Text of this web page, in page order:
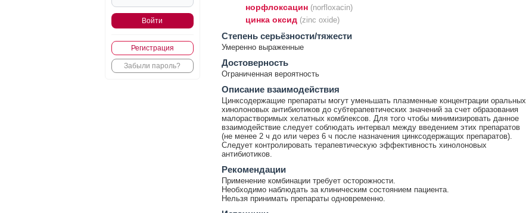
Регистрация
Забыли пароль?
норфлоксацин (norfloxacin)
цинка оксид (zinc oxide)
Cтепень серьёзности/тяжести
Умеренно выраженные
Достоверность
Ограниченная вероятность
Описание взаимодействия
Цинксодержащие препараты могут уменьшать плазменные концентрации оральных
хинолоновых антибиотиков до субтерапевтических значений за счет образования
малорастворимых хелатных комблексов. Для того чтобы минимизировать данное
взаимодействие следует соблюдать интервал между введением этих препаратов
(не менее 2 ч до или через 6 ч после назначения цинксодержащих препаратов).
Следует контролировать терапевтическую эффективность хинолоновых
антибиотиков.
Рекомендации
Применение комбинации требует осторожности.
Необходимо наблюдать за клиническим состоянием пациента.
Нельзя принимать препараты одновременно.